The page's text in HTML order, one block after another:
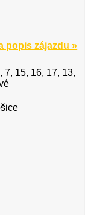
popis zájazdu »
7, 15, 16, 17, 13,